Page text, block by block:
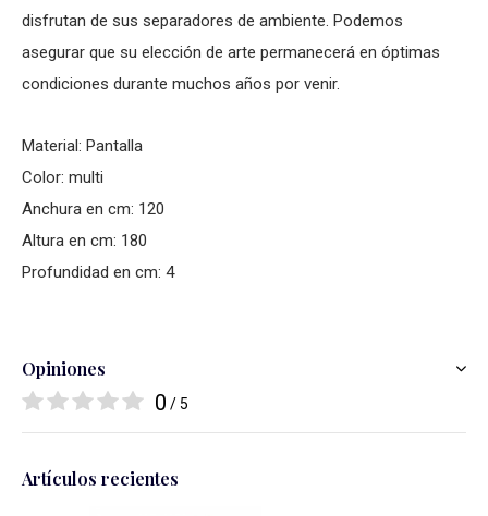
disfrutan de sus separadores de ambiente. Podemos
asegurar que su elección de arte permanecerá en óptimas
condiciones durante muchos años por venir.
Material: Pantalla
Color: multi
Anchura en cm: 120
Altura en cm: 180
Profundidad en cm: 4
Opiniones
0 / 5
Artículos recientes